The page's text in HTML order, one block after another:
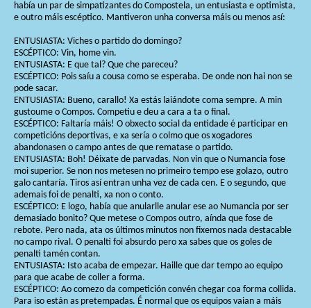
había un par de simpatizantes do Compostela, un entusiasta e optimista,
e outro máis escéptico. Mantiveron unha conversa máis ou menos así:
ENTUSIASTA: Viches o partido do domingo?
ESCÉPTICO: Vin, home vin.
ENTUSIASTA: E que tal? Que che pareceu?
ESCÉPTICO: Pois saíu a cousa como se esperaba. De onde non hai non se
pode sacar.
ENTUSIASTA: Bueno, carallo! Xa estás laiándote coma sempre. A min
gustoume o Compos. Competiu e deu a cara a ta o final.
ESCÉPTICO: Faltaría máis! O obxecto social da entidade é participar en
competicións deportivas, e xa sería o colmo que os xogadores
abandonasen o campo antes de que rematase o partido.
ENTUSIASTA: Boh! Déixate de parvadas. Non vin que o Numancia fose
moi superior. Se non nos metesen no primeiro tempo ese golazo, outro
galo cantaría. Tiros así entran unha vez de cada cen. E o segundo, que
ademais foi de penalti, xa non o conto.
ESCÉPTICO: E logo, había que anularlle anular ese ao Numancia por ser
demasiado bonito? Que metese o Compos outro, aínda que fose de
rebote. Pero nada, ata os últimos minutos non fixemos nada destacable
no campo rival. O penalti foi absurdo pero xa sabes que os goles de
penalti tamén contan.
ENTUSIASTA: Isto acaba de empezar. Haille que dar tempo ao equipo
para que acabe de coller a forma.
ESCÉPTICO: Ao comezo da competición convén chegar coa forma collida.
Para iso están as pretempadas. É normal que os equipos vaian a máis